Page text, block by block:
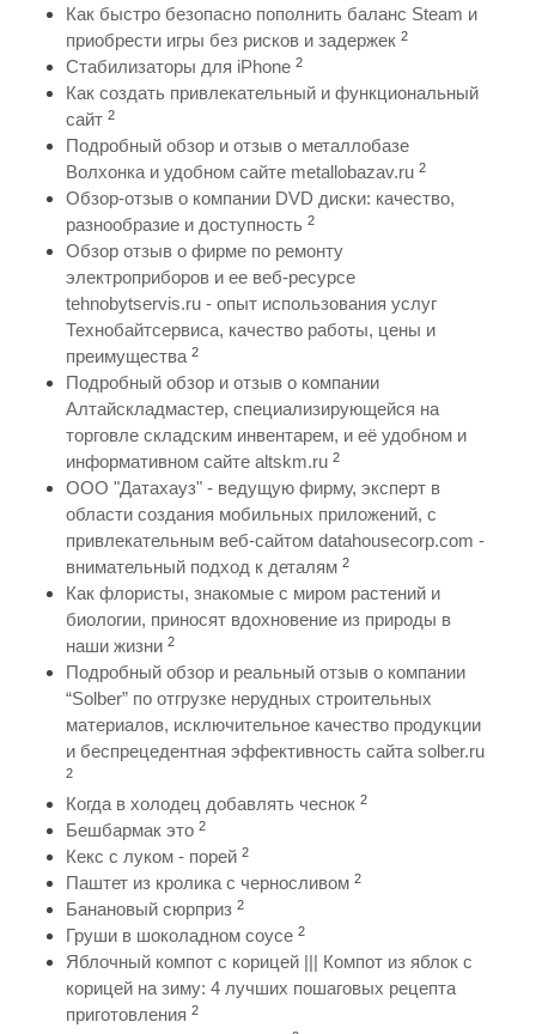
Как быстро безопасно пополнить баланс Steam и
приобрести игры без рисков и задержек 2
Стабилизаторы для iPhone 2
Как создать привлекательный и функциональный
сайт 2
Подробный обзор и отзыв о металлобазе
Волхонка и удобном сайте metallobazav.ru 2
Обзор-отзыв о компании DVD диски: качество,
разнообразие и доступность 2
Обзор отзыв о фирме по ремонту
электроприборов и ее веб-ресурсе
tehnobytservis.ru - опыт использования услуг
Технобайтсервиса, качество работы, цены и
преимущества 2
Подробный обзор и отзыв о компании
Алтайскладмастер, специализирующейся на
торговле складским инвентарем, и её удобном и
информативном сайте altskm.ru 2
ООО "Датахауз" - ведущую фирму, эксперт в
области создания мобильных приложений, с
привлекательным веб-сайтом datahousecorp.com -
внимательный подход к деталям 2
Как флористы, знакомые с миром растений и
биологии, приносят вдохновение из природы в
наши жизни 2
Подробный обзор и реальный отзыв о компании
“Solber” по отгрузке нерудных строительных
материалов, исключительное качество продукции
и беспрецедентная эффективность сайта solber.ru
2
Когда в холодец добавлять чеснок 2
Бешбармак это 2
Кекс с луком - порей 2
Паштет из кролика с черносливом 2
Банановый сюрприз 2
Груши в шоколадном соусе 2
Яблочный компот с корицей ||| Компот из яблок с
корицей на зиму: 4 лучших пошаговых рецепта
приготовления 2